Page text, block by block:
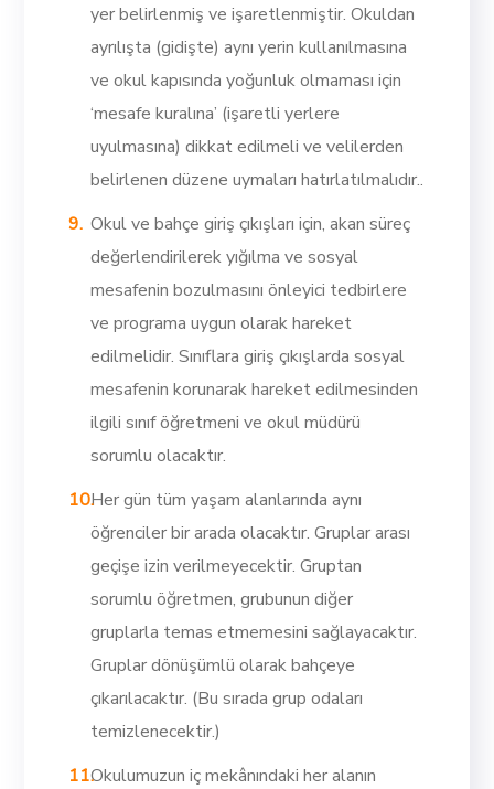
yer belirlenmiş ve işaretlenmiştir. Okuldan
ayrılışta (gidişte) aynı yerin kullanılmasına
ve okul kapısında yoğunluk olmaması için
‘mesafe kuralına’ (işaretli yerlere
uyulmasına) dikkat edilmeli ve velilerden
belirlenen düzene uymaları hatırlatılmalıdır..
Okul ve bahçe giriş çıkışları için, akan süreç
değerlendirilerek yığılma ve sosyal
mesafenin bozulmasını önleyici tedbirlere
ve programa uygun olarak hareket
edilmelidir. Sınıflara giriş çıkışlarda sosyal
mesafenin korunarak hareket edilmesinden
ilgili sınıf öğretmeni ve okul müdürü
sorumlu olacaktır.
Her gün tüm yaşam alanlarında aynı
öğrenciler bir arada olacaktır. Gruplar arası
geçişe izin verilmeyecektir. Gruptan
sorumlu öğretmen, grubunun diğer
gruplarla temas etmemesini sağlayacaktır.
Gruplar dönüşümlü olarak bahçeye
çıkarılacaktır. (Bu sırada grup odaları
temizlenecektir.)
Okulumuzun iç mekânındaki her alanın